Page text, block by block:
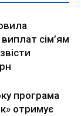
сім’ям
програма
отримує